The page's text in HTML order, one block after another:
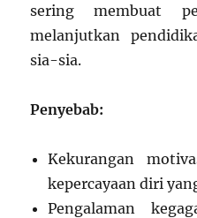
sering membuat
melanjutkan
sia-sia.
Penyebab:
Kekurangan
kepercayaan diri
Pengalaman